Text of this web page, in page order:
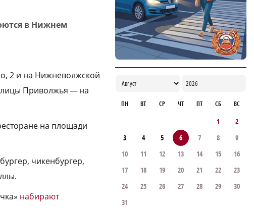
в Нижнем
2 и на Нижневолжской
Приволжья — на
на площади
чикенбургер,
набирают
ПН ВТ СР ЧТ ПТ СБ ВС
1
2
3
4 5 6 7 8
9
10
11 12 13 14 15
16
17
18 19 20 21 22
23
24
25 26 27 28 29
30
31